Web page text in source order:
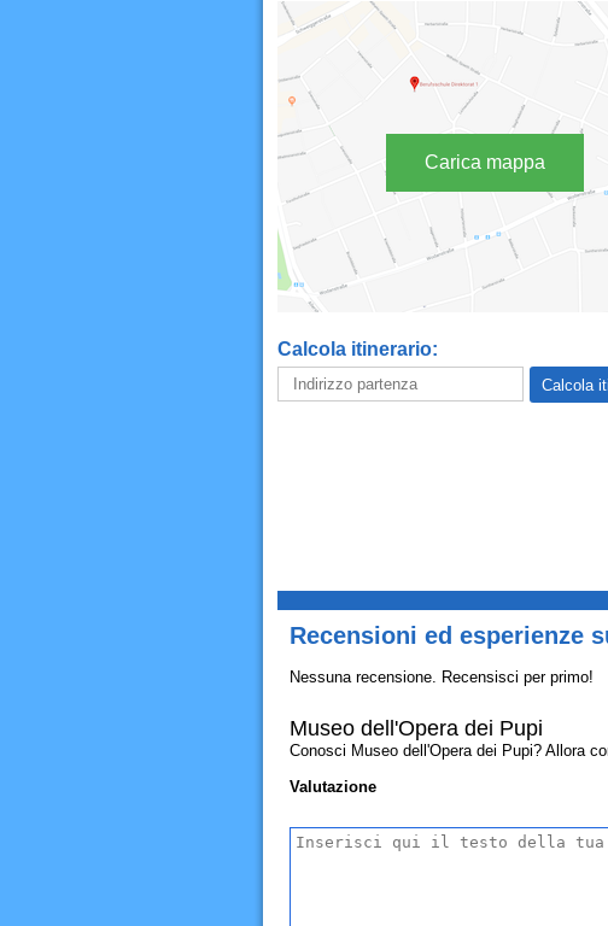
Carica mappa
Calcola itinerario:
Recensioni ed esperienze
Nessuna recensione. Recensisci per primo!
Museo dell'Opera dei Pupi
Conosci Museo dell'Opera dei Pupi? Allora
Valutazione